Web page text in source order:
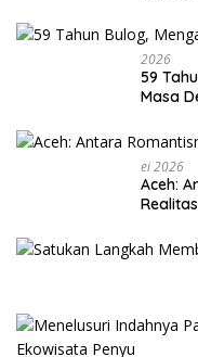
2026
59
Masa
Ei 2026
Aceh: